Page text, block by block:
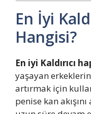
En İyi
Hangisi?
En iyi Kaldırıcı
yaşayan
artırmak için
penise kan